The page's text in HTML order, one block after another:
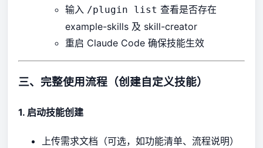
输入 /plugin list 查看是否存在
example-skills 及 skill-creator
重启 Claude Code 确保技能生效
三、完整使用流程（创建自定义技能）
1. 启动技能创建
上传需求文档（可选，如功能清单、流程说明）